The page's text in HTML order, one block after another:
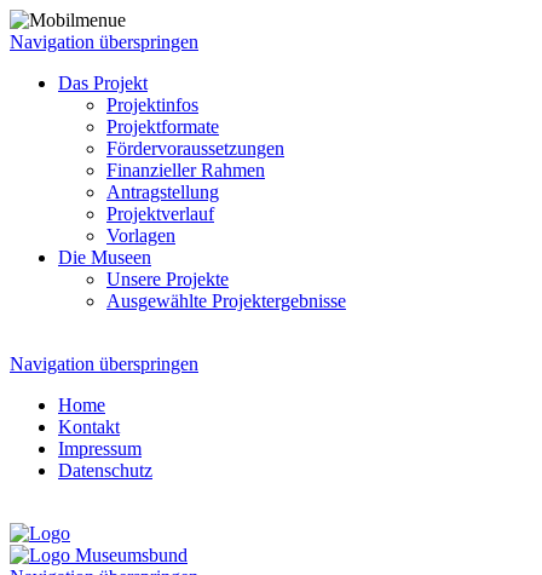
Navigation überspringen
Das Projekt
Projektinfos
Projektformate
Fördervoraussetzungen
Finanzieller Rahmen
Antragstellung
Projektverlauf
Vorlagen
Die Museen
Unsere Projekte
Ausgewählte Projektergebnisse
Navigation überspringen
Home
Kontakt
Impressum
Datenschutz